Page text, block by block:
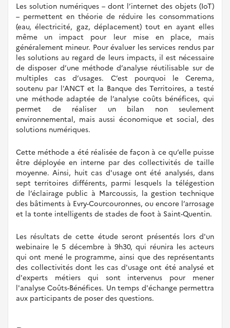
Les solution numériques – dont l’internet des objets (IoT)
– permettent en théorie de réduire les consommations
(eau, électricité, gaz, déplacement) tout en ayant elles
même un impact pour leur mise en place, mais
généralement mineur. Pour évaluer les services rendus par
les solutions au regard de leurs impacts, il est nécessaire
de disposer d’une méthode d’analyse réutilisable sur de
multiples cas d’usages. C’est pourquoi le Cerema,
soutenu par l'ANCT et la Banque des Territoires, a testé
une méthode adaptée de l’analyse coûts bénéfices, qui
permet de réaliser un bilan non seulement
environnemental, mais aussi économique et social, des
solutions numériques.
Cette méthode a été réalisée de façon à ce qu’elle puisse
être déployée en interne par des collectivités de taille
moyenne. Ainsi, huit cas d'usage ont été analysés, dans
sept territoires différents, parmi lesquels la télégestion
de l’éclairage public à Marcoussis, la gestion technique
des bâtiments à Evry-Courcouronnes, ou encore l’arrosage
et la tonte intelligents de stades de foot à Saint-Quentin.
Les résultats de cette étude seront présentés lors d'un
webinaire le 5 décembre à 9h30, qui réunira les acteurs
qui ont mené le programme, ainsi que des représentants
des collectivités dont les cas d'usage ont été analysé et
d'experts métiers qui sont intervenus pour mener
l'analyse Coûts-Bénéfices. Un temps d'échange permettra
aux participants de poser des questions.